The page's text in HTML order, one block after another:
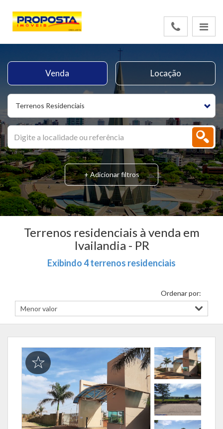
Terrenos Residenciais
Venda Locação
+ Adicionar filtros
Terrenos residenciais à venda em
Ivailandia - PR
Exibindo 4 terrenos residenciais
Ordenar por: